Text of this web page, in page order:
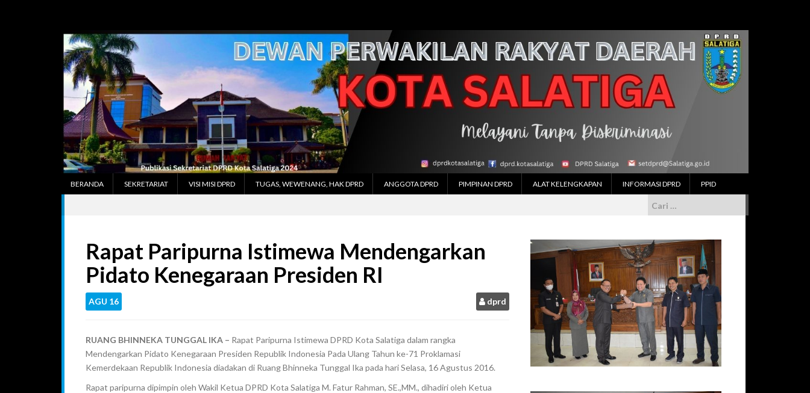
BERANDA SEKRETARIAT VISI MISI DPRD TUGAS, WEWENANG, HAK DPRD ANGGOTA DPRD PIMPINAN DPRD ALAT KELENGKAPAN INFORMASI DPRD PPID
untuk:
Rapat Paripurna Istimewa Mendengarkan
Pidato Kenegaraan Presiden RI
AGU 16 dprd
RUANG BHINNEKA TUNGGAL IKA – Rapat Paripurna Istimewa DPRD Kota Salatiga dalam rangka
Mendengarkan Pidato Kenegaraan Presiden Republik Indonesia Pada Ulang Tahun ke-71 Proklamasi
Kemerdekaan Republik Indonesia diadakan di Ruang Bhinneka Tunggal Ika pada hari Selasa, 16 Agustus 2016.
Rapat paripurna dipimpin oleh Wakil Ketua DPRD Kota Salatiga M. Fatur Rahman, SE.,MM., dihadiri oleh Ketua